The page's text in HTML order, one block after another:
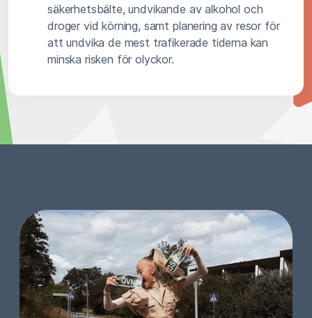
säkerhetsbälte, undvikande av alkohol och
droger vid körning, samt planering av resor för
att undvika de mest trafikerade tiderna kan
minska risken för olyckor.